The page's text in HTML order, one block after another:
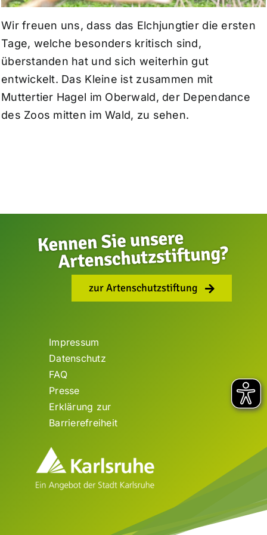
Wir freuen uns, dass das Elchjungtier die ersten
Tage, welche besonders kritisch sind,
überstanden hat und sich weiterhin gut
entwickelt. Das Kleine ist zusammen mit
Muttertier Hagel im Oberwald, der Dependance
des Zoos mitten im Wald, zu sehen.
zur Artenschutzstiftung
Impressum
Datenschutz
FAQ
Presse
Erklärung zur
Barrierefreiheit